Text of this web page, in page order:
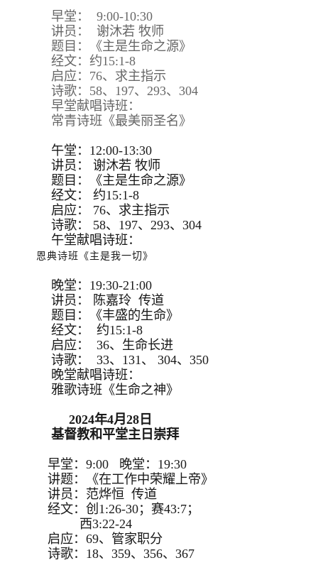
早堂： 9:00-10:30
讲员： 谢沐若 牧师
题目：《主是生命之源》
经文：约15:1-8
启应：76、求主指示
诗歌：58、197、293、304
早堂献唱诗班：
常青诗班《最美丽圣名》
午堂：12:00-13:30
讲员：
谢沐若 牧师
题目：
《主是生命之源》
经文：
约15:1-8
启应：
76、求主指示
诗歌：
58、197、293、 304
午堂献唱诗班：
恩典诗班《主是我一切》
晚堂：19:30-21:00
讲员： 陈嘉玲 传道
题目：《丰盛的生命》
经文： 约15:1-8
启应： 36、生命长进
诗歌： 33、131、 304、350
晚堂献唱诗班：
雅歌诗班《生命之神》
2024年4月28日
基督教和平堂主日崇拜
早堂：9:00 晚堂：19:30
讲题：《在工作中荣耀上帝》
讲员：范烨恒 传道
经文：创1:26-30；赛43:7；
西3:22-24
启应：69、管家职分
诗歌：18、359、356、367